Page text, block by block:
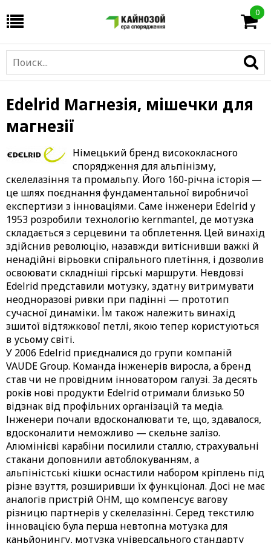
0
Edelrid Магнезія, мішечки для
магнезії
Німецький бренд висококласного
спорядження для альпінізму,
скелелазіння та промальпу. Його 160-річна історія —
це шлях поєднання фундаментальної виробничої
експертизи з інноваціями. Саме інженери Edelrid у
1953 розробили технологію kernmantel, де мотузка
складається з серцевини та обплетення. Цей винахід
здійснив революцію, назавжди витіснивши важкі й
ненадійні вірьовки спірального плетіння, і дозволив
освоювати складніші гірські маршрути. Невдовзі
Edelrid представили мотузку, здатну витримувати
неодноразові ривки при падінні — прототип
сучасної динаміки. Їм також належить винахід
зшитої відтяжкової петлі, якою тепер користуються
в усьому світі.
У 2006 Edelrid приєдналися до групи компаній
VAUDE Group. Команда інженерів виросла, а бренд
став чи не провідним інноватором галузі. За десять
років нові продукти Edelrid отримали близько 50
відзнак від профільних організацій та медіа.
Інженери почали вдосконалювати те, що, здавалося,
вдосконалити неможливо — скельне залізо.
Алюмінієві карабіни посилили сталлю, страхувальні
стакани доповнили автоблокуванням, а
альпіністські кішки оснастили набором кріплень під
різне взуття, розширивши їх функціонал. Досі не має
аналогів пристрій OHM, що компенсує вагову
різницю партнерів у скелелазінні. Серед текстилю
інновацією була перша невтопна мотузка для
каньйонингу, мотузка універсального стандарту